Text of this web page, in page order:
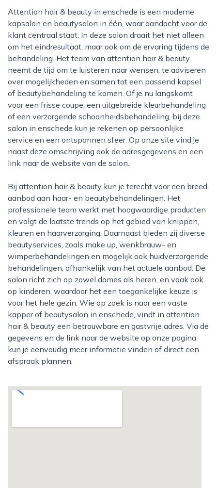
Attention hair & beauty in enschede is een moderne
kapsalon en beautysalon in één, waar aandacht voor de
klant centraal staat. In deze salon draait het niet alleen
om het eindresultaat, maar ook om de ervaring tijdens de
behandeling. Het team van attention hair & beauty
neemt de tijd om te luisteren naar wensen, te adviseren
over mogelijkheden en samen tot een passend kapsel
of beautybehandeling te komen. Of je nu langskomt
voor een frisse coupe, een uitgebreide kleurbehandeling
of een verzorgende schoonheidsbehandeling, bij deze
salon in enschede kun je rekenen op persoonlijke
service en een ontspannen sfeer. Op onze site vind je
naast deze omschrijving ook de adresgegevens en een
link naar de website van de salon.
Bij attention hair & beauty kun je terecht voor een breed
aanbod aan haar- en beautybehandelingen. Het
professionele team werkt met hoogwaardige producten
en volgt de laatste trends op het gebied van knippen,
kleuren en haarverzorging. Daarnaast bieden zij diverse
beautyservices, zoals make up, wenkbrauw- en
wimperbehandelingen en mogelijk ook huidverzorgende
behandelingen, afhankelijk van het actuele aanbod. De
salon richt zich op zowel dames als heren, en vaak ook
op kinderen, waardoor het een toegankelijke keuze is
voor het hele gezin. Wie op zoek is naar een vaste
kapper of beautysalon in enschede, vindt in attention
hair & beauty een betrouwbare en gastvrije adres. Via de
gegevens en de link naar de website op onze pagina
kun je eenvoudig meer informatie vinden of direct een
afspraak plannen.